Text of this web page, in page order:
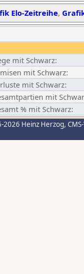
Elo-Zeitreihe,
mit Schwarz:
mit Schwarz:
mit Schwarz:
mit
% mit Schwarz:
2026 Heinz Herzog,